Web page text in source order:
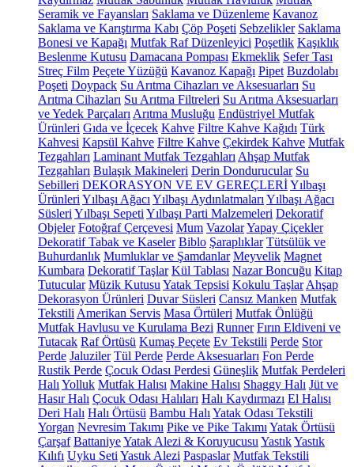
Seramik ve Fayansları Saklama ve Düzenleme Kavanoz
Saklama ve Karıştırma Kabı Çöp Poşeti Sebzelikler Saklama
Bonesi ve Kapağı Mutfak Raf Düzenleyici Poşetlik Kaşıklık
Beslenme Kutusu Damacana Pompası Ekmeklik Sefer Tası
Streç Film Peçete Yüzüğü Kavanoz Kapağı Pipet Buzdolabı
Poşeti Doypack Su Arıtma Cihazları ve Aksesuarları Su
Arıtma Cihazları Su Arıtma Filtreleri Su Arıtma Aksesuarları
ve Yedek Parçaları Arıtma Musluğu Endüstriyel Mutfak
Ürünleri Gıda ve İçecek Kahve Filtre Kahve Kağıdı Türk
Kahvesi Kapsül Kahve Filtre Kahve Çekirdek Kahve Mutfak
Tezgahları Laminant Mutfak Tezgahları Ahşap Mutfak
Tezgahları Bulaşık Makineleri Derin Dondurucular Su
Sebilleri DEKORASYON VE EV GEREÇLERİYılbaşı
Ürünleri Yılbaşı Ağacı Yılbaşı Aydınlatmaları Yılbaşı Ağacı
Süsleri Yılbaşı Sepeti Yılbaşı Parti Malzemeleri Dekoratif
Objeler Fotoğraf Çerçevesi Mum VazolarYapay Çiçekler
Dekoratif Tabak ve Kaseler Biblo Şaraplıklar Tütsülük ve
Buhurdanlık Mumluklar ve Şamdanlar Meyvelik Magnet
Kumbara Dekoratif Taşlar Kül Tablası Nazar Boncuğu Kitap
Tutucular Müzik Kutusu Yatak Tepsisi Kokulu Taşlar Ahşap
Dekorasyon Ürünleri Duvar Süsleri Cansız Manken Mutfak
Tekstili Amerikan Servis Masa Örtüleri Mutfak Önlüğü
Mutfak Havlusu ve Kurulama Bezi Runner Fırın Eldiveni ve
Tutacak Raf Örtüsü Kumaş Peçete Ev Tekstili Perde Stor
Perde Jaluziler Tül Perde Perde Aksesuarları Fon Perde
Rustik Perde Çocuk Odası Perdesi Güneşlik Mutfak Perdeleri
Halı Yolluk Mutfak Halısı Makine Halısı Shaggy Halı Jüt ve
Hasır Halı Çocuk Odası Halıları Halı Kaydırmazı El Halısı
Deri Halı Halı Örtüsü Bambu Halı Yatak Odası Tekstili
Yorgan Nevresim Takımı Pike ve Pike Takımı Yatak Örtüsü
Çarşaf BattaniyeYatak Alezi & Koruyucusu YastıkYastık
Kılıfı Uyku Seti Yastık Alezi Paspaslar Mutfak Tekstili